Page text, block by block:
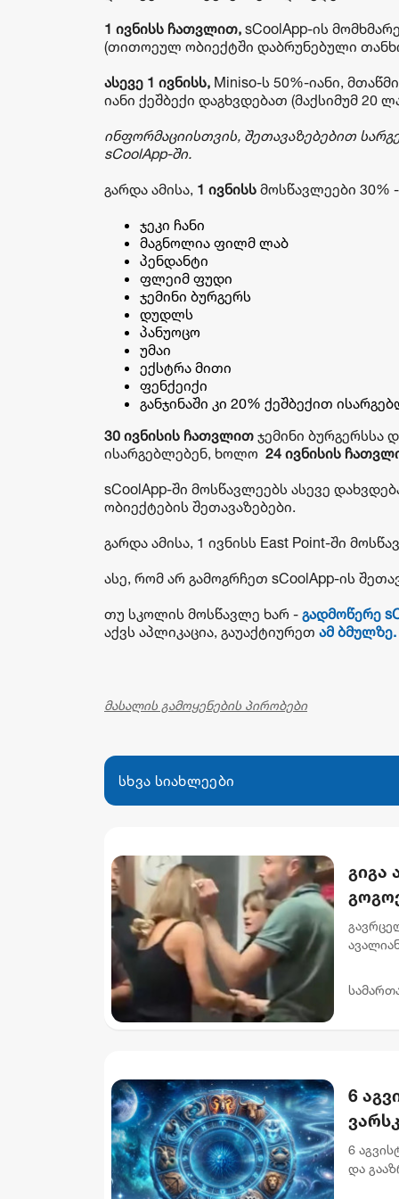
1 ივნისს ჩათვლით, sCoolApp-ის
(თითოეულ ობიექტში დაბრუნებული
ასევე 1 ივნისს, Miniso-ს 50%-იანი,
იანი ქეშბექი დაგხვდებათ (მაქსიმუმ 20
ინფორმაციისთვის, შეთავაზებებით
sCoolApp-ში.
გარდა ამისა, 1 ივნისს მოსწავლეები 30%
ჯეკი ჩანი
მაგნოლია ფილმ ლაბ
პენდანტი
ფლეიმ ფუდი
ჯემინი ბურგერს
დუდლს
პანუოცო
უმაი
ექსტრა მითი
ფენქეიქი
განჯინაში კი 20% ქეშბექით
30 ივნისის ჩათვლით ჯემინი ბურგერსსა
ისარგებლებენ, ხოლო 24 ივნისის
sCoolApp-ში მოსწავლეებს ასევე
ობიექტების შეთავაზებები.
გარდა ამისა, 1 ივნისს East Point-ში
ასე, რომ არ გამოგრჩეთ sCoolApp-ის
თუ სკოლის მოსწავლე ხარ - გადმოწერე
აქვს აპლიკაცია, გაუაქტიურეთ ამ ბმულზე.
მასალის გამოყენების პირობები
სხვა სიახლეები
გიგა
6
6
და